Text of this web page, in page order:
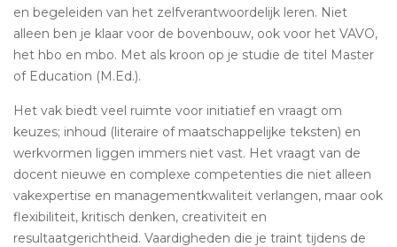
en begeleiden van het zelfverantwoordelijk leren. Niet
alleen ben je klaar voor de bovenbouw, ook voor het VAVO,
het hbo en mbo. Met als kroon op je studie de titel Master
of Education (M.Ed.).
Het vak biedt veel ruimte voor initiatief en vraagt om
keuzes; inhoud (literaire of maatschappelijke teksten) en
werkvormen liggen immers niet vast. Het vraagt van de
docent nieuwe en complexe competenties die niet alleen
vakexpertise en managementkwaliteit verlangen, maar ook
flexibiliteit, kritisch denken, creativiteit en
resultaatgerichtheid. Vaardigheden die je traint tijdens de